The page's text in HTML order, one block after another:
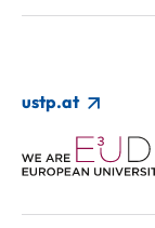
ustp.at